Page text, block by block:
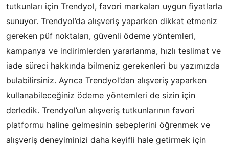
tutkunları için Trendyol, favori markaları uygun fiyatlarla
sunuyor. Trendyol’da alışveriş yaparken dikkat etmeniz
gereken püf noktaları, güvenli ödeme yöntemleri,
kampanya ve indirimlerden yararlanma, hızlı teslimat ve
iade süreci hakkında bilmeniz gerekenleri bu yazımızda
bulabilirsiniz. Ayrıca Trendyol’dan alışveriş yaparken
kullanabileceğiniz ödeme yöntemleri de sizin için
derledik. Trendyol’un alışveriş tutkunlarının favori
platformu haline gelmesinin sebeplerini öğrenmek ve
alışveriş deneyiminizi daha keyifli hale getirmek için